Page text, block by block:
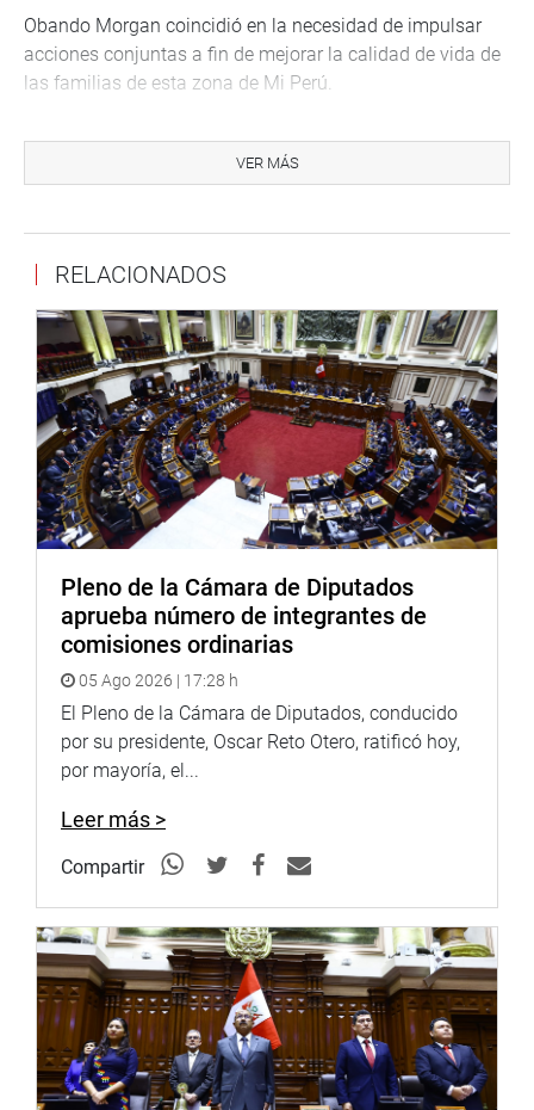
Obando Morgan coincidió en la necesidad de impulsar
acciones conjuntas a fin de mejorar la calidad de vida de
las familias de esta zona de Mi Perú.
El parlamentario Arturo Alegría García participó en la
de Quilloallpa en la provincia de Moyobamba.
«Esta importante obra permitirá contar con pistas y
veredas que mejorarán la calidad de vida de la
población», señaló a través de sus redes sociales.
Gracias a un trabajo de articulación, la legisladora Mery
Infantes Castañeda gestionó la visita del ministro de
Cultura, Alfredo Luna, a Amazonas con el objetivo de
fortalecer las acciones de protección y conservación del
patrimonio cultural. Asimismo, verificaron in situ la
situación actual de la Zona Arqueológica Monumental de
Kuélap.
VER MÁS
RELACIONADOS
Pleno de la Cámara de Diputados
aprueba número de integrantes de
comisiones ordinarias
05 Ago 2026 | 17:28 h
El Pleno de la Cámara de Diputados, conducido
por su presidente, Oscar Reto Otero, ratificó hoy,
por mayoría, el...
Leer más >
Compartir